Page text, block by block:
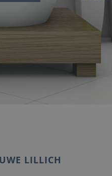
LILLICH